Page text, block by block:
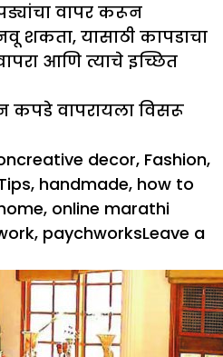
वापर करून
शकता, यासाठी कापडाचा
आणि त्याचे इच्छित
कपडे वापरायला विसरू
Tags
creative decor, Fashion,
, handmade, how to
, online marathi
, paychworksLeave a